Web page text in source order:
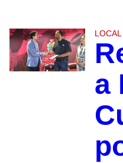
LOCAL
a